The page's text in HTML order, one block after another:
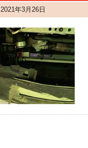
2021年3月26日